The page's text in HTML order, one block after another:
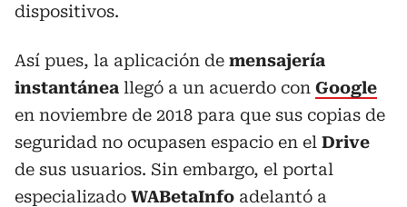
dispositivos.
Así pues, la aplicación de mensajería
instantánea llegó a un acuerdo con Google
en noviembre de 2018 para que sus copias de
seguridad no ocupasen espacio en el Drive
de sus usuarios. Sin embargo, el portal
especializado WABetaInfo adelantó a